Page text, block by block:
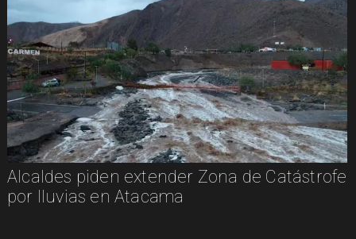
Alcaldes piden extender Zona de Catástrofe
por lluvias en Atacama